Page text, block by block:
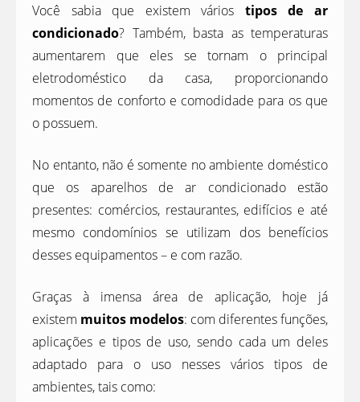
Você sabia que existem vários tipos de ar
condicionado? Também, basta as temperaturas
aumentarem que eles se tornam o principal
eletrodoméstico da casa, proporcionando
momentos de conforto e comodidade para os que
o possuem.
No entanto, não é somente no ambiente doméstico
que os aparelhos de ar condicionado estão
presentes: comércios, restaurantes, edifícios e até
mesmo condomínios se utilizam dos benefícios
desses equipamentos – e com razão.
Graças à imensa área de aplicação, hoje já
existem muitos modelos: com diferentes funções,
aplicações e tipos de uso, sendo cada um deles
adaptado para o uso nesses vários tipos de
ambientes, tais como: